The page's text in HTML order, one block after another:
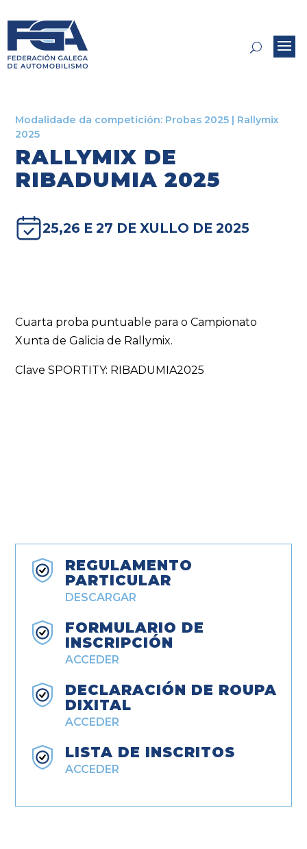
Modalidade da competición: Probas 2025 | Rallymix
2025
RALLYMIX DE
RIBADUMIA 2025
25,26 E 27 DE XULLO DE 2025
Cuarta proba puntuable para o Campionato
Xunta de Galicia de Rallymix.
Clave SPORTITY: RIBADUMIA2025
REGULAMENTO
PARTICULAR
DESCARGAR
FORMULARIO DE
INSCRIPCIÓN
ACCEDER
DECLARACIÓN DE ROUPA
DIXITAL
ACCEDER
LISTA DE INSCRITOS
ACCEDER